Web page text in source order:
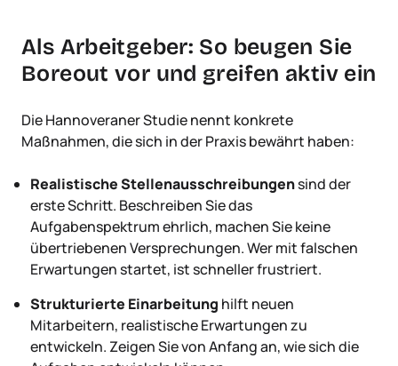
Als Arbeitgeber: So beugen Sie
Boreout vor und greifen aktiv ein
Die Hannoveraner Studie nennt konkrete
Maßnahmen, die sich in der Praxis bewährt haben:
Realistische Stellenausschreibungensind der
erste Schritt. Beschreiben Sie das
Aufgabenspektrum ehrlich, machen Sie keine
übertriebenen Versprechungen. Wer mit falschen
Erwartungen startet, ist schneller frustriert.
Strukturierte Einarbeitung hilft neuen
Mitarbeitern, realistische Erwartungen zu
entwickeln. Zeigen Sie von Anfang an, wie sich die